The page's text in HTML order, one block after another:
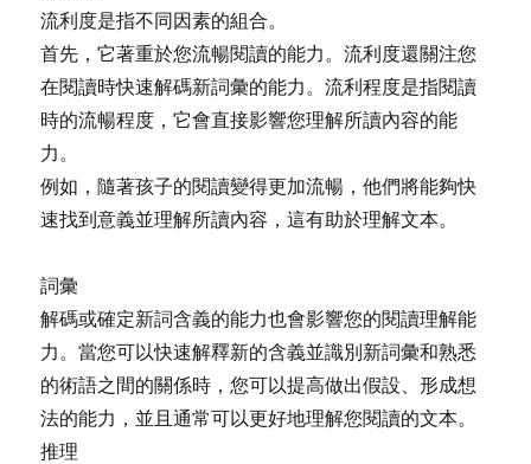
流利度是指不同因素的組合。
首先，它著重於您流暢閱讀的能力。流利度還關注您
在閱讀時快速解碼新詞彙的能力。流利程度是指閱讀
時的流暢程度，它會直接影響您理解所讀內容的能
力。
例如，隨著孩子的閱讀變得更加流暢，他們將能夠快
速找到意義並理解所讀內容，這有助於理解文本。
詞彙
解碼或確定新詞含義的能力也會影響您的閱讀理解能
力。當您可以快速解釋新的含義並識別新詞彙和熟悉
的術語之間的關係時，您可以提高做出假設、形成想
法的能力，並且通常可以更好地理解您閱讀的文本。
推理